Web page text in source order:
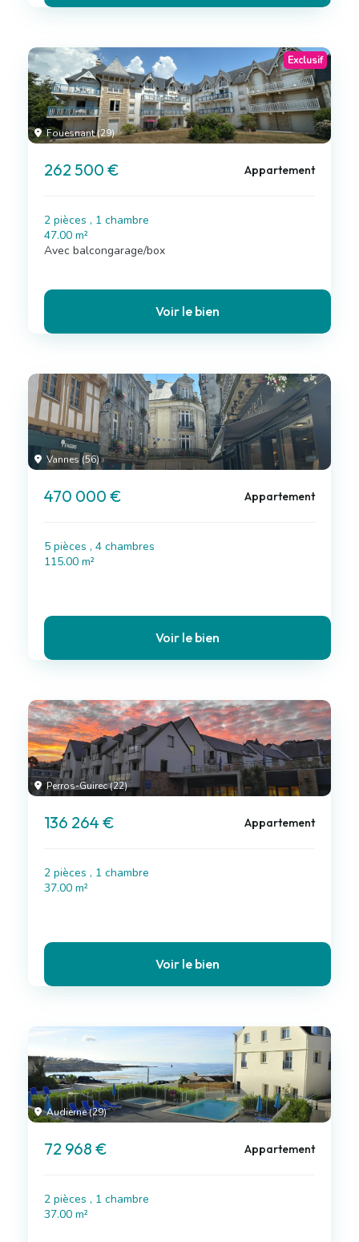
Fouesnant (29)
Exclusif
262 500 € Appartement
2 pièces , 1 chambre
47.00 m²
Avec balcongarage/box
Voir le bien
Vannes (56)
470 000 € Appartement
5 pièces , 4 chambres
115.00 m²
Voir le bien
Perros-Guirec (22)
136 264 € Appartement
2 pièces , 1 chambre
37.00 m²
Voir le bien
Audierne (29)
72 968 € Appartement
2 pièces , 1 chambre
37.00 m²